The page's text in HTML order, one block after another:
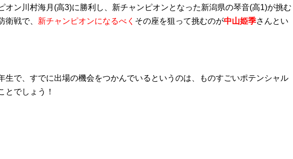
オン川村海月(高3)に勝利し、新チャンピオンとなった新潟県の琴音(高1)が挑む
衛戦で、 新チャンピオンになるべく その座を狙って挑むのが中山姫季さんとい
生で、すでに出場の機会をつかんでいるというのは、ものすごいポテンシャル
とでしょう！